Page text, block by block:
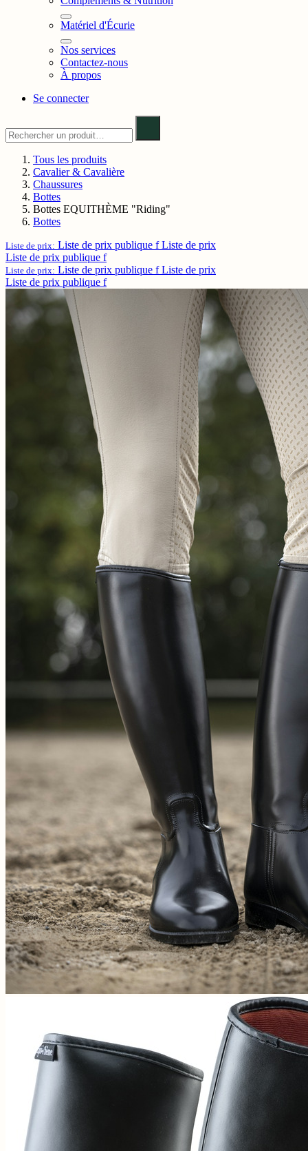
Matériel d'Écurie
Nos services
Contactez-nous
À propos
Se connecter
Tous les produits
Cavalier & Cavalière
Chaussures
Bottes
Bottes EQUITHÈME "Riding"
Bottes
Liste de prix: Liste de prix publique f Liste de prix
Liste de prix publique f
Liste de prix: Liste de prix publique f Liste de prix
Liste de prix publique f